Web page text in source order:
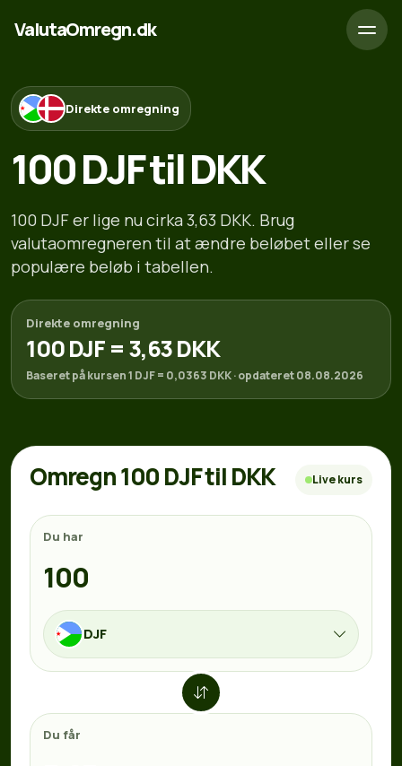
ValutaOmregn.dk
Direkte omregning
100 DJF til DKK
100 DJF er lige nu cirka 3,63 DKK. Brug
valutaomregneren til at ændre beløbet eller se
populære beløb i tabellen.
Direkte omregning
100 DJF = 3,63 DKK
Baseret på kursen 1 DJF = 0,0363 DKK · opdateret 08.08.2026
Omregn 100 DJF til DKK Live kurs
Du har
DJF
Du får